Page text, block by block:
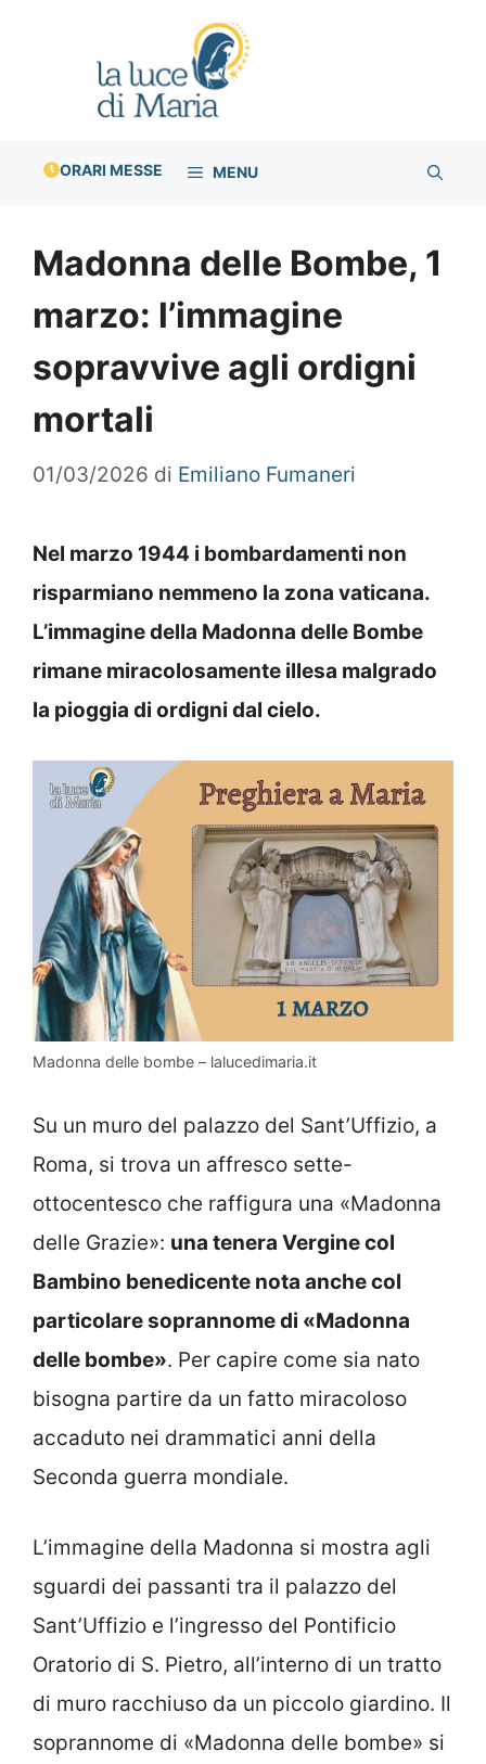
ORARI MESSE MENU
Madonna delle Bombe, 1
marzo: l’immagine
sopravvive agli ordigni
mortali
01/03/2026 di Emiliano Fumaneri
Nel marzo 1944 i bombardamenti non
risparmiano nemmeno la zona vaticana.
L’immagine della Madonna delle Bombe
rimane miracolosamente illesa malgrado
la pioggia di ordigni dal cielo.
Madonna delle bombe – lalucedimaria.it
Su un muro del palazzo del Sant’Uffizio, a
Roma, si trova un affresco sette-
ottocentesco che raffigura una «Madonna
delle Grazie»: una tenera Vergine col
Bambino benedicente nota anche col
particolare soprannome di «Madonna
delle bombe». Per capire come sia nato
bisogna partire da un fatto miracoloso
accaduto nei drammatici anni della
Seconda guerra mondiale.
L’immagine della Madonna si mostra agli
sguardi dei passanti tra il palazzo del
Sant’Uffizio e l’ingresso del Pontificio
Oratorio di S. Pietro, all’interno di un tratto
di muro racchiuso da un piccolo giardino. Il
soprannome di «Madonna delle bombe» si